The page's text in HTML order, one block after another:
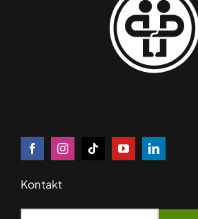
Kontakt